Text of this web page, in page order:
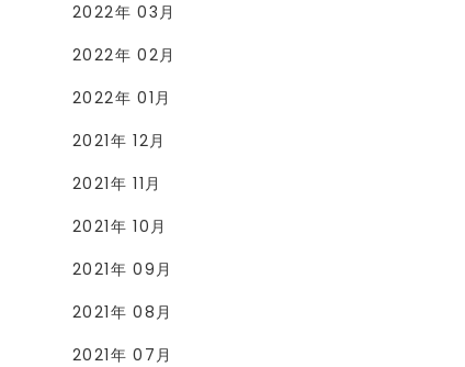
2022年 03月
2022年 02月
2022年 01月
2021年 12月
2021年 11月
2021年 10月
2021年 09月
2021年 08月
2021年 07月